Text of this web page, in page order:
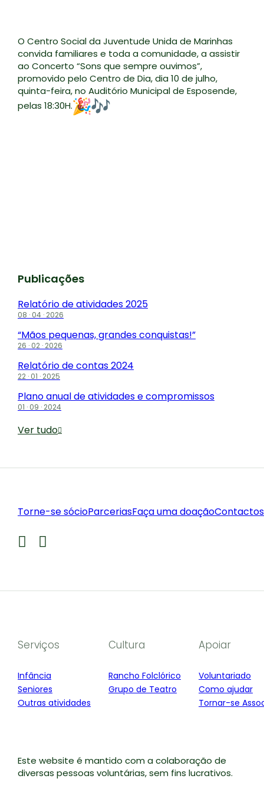
O Centro Social da Juventude Unida de Marinhas
convida familiares e toda a comunidade, a assistir
ao Concerto “Sons que sempre ouvimos”,
promovido pelo Centro de Dia, dia 10 de julho,
quinta-feira, no Auditório Municipal de Esposende,
pelas 18:30H.
Publicações
Relatório de atividades 2025
08 · 04 · 2026
“Mãos pequenas, grandes conquistas!”
26 · 02 · 2026
Relatório de contas 2024
22 · 01 · 2025
Plano anual de atividades e compromissos
01 · 09 · 2024
Ver tudo
Torne-se sócioParceriasFaça uma doaçãoContactos
Serviços
Infância
Seniores
Outras atividades
Cultura
Rancho Folclórico
Grupo de Teatro
Apoiar
Voluntariado
Como ajudar
Tornar-se
Este website é mantido com a colaboração de
diversas pessoas voluntárias, sem fins lucrativos.